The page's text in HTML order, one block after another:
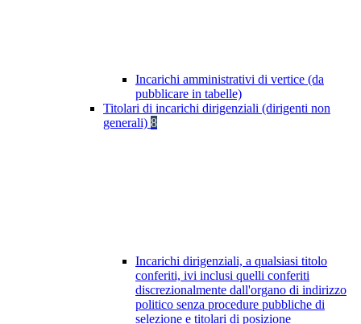
Incarichi amministrativi di vertice (da
pubblicare in tabelle)
Titolari di incarichi dirigenziali (dirigenti non
generali) 8
Incarichi dirigenziali, a qualsiasi titolo
conferiti, ivi inclusi quelli conferiti
discrezionalmente dall'organo di indirizzo
politico senza procedure pubbliche di
selezione e titolari di posizione